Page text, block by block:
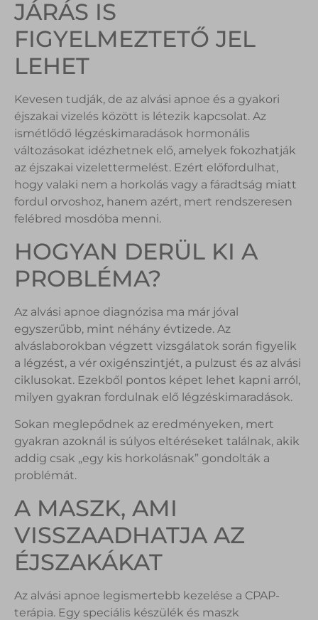
JÁRÁS IS
FIGYELMEZTETŐ JEL
LEHET
Kevesen tudják, de az alvási apnoe és a gyakori
éjszakai vizelés között is létezik kapcsolat. Az
ismétlődő légzéskimaradások hormonális
változásokat idézhetnek elő, amelyek fokozhatják
az éjszakai vizelettermelést. Ezért előfordulhat,
hogy valaki nem a horkolás vagy a fáradtság miatt
fordul orvoshoz, hanem azért, mert rendszeresen
felébred mosdóba menni.
HOGYAN DERÜL KI A
PROBLÉMA?
Az alvási apnoe diagnózisa ma már jóval
egyszerűbb, mint néhány évtizede. Az
alváslaborokban végzett vizsgálatok során figyelik
a légzést, a vér oxigénszintjét, a pulzust és az alvási
ciklusokat. Ezekből pontos képet lehet kapni arról,
milyen gyakran fordulnak elő légzéskimaradások.
Sokan meglepődnek az eredményeken, mert
gyakran azoknál is súlyos eltéréseket találnak, akik
addig csak „egy kis horkolásnak” gondolták a
problémát.
A MASZK, AMI
VISSZAADHATJA AZ
ÉJSZAKÁKAT
Az alvási apnoe legismertebb kezelése a CPAP-
terápia. Egy speciális készülék és maszk